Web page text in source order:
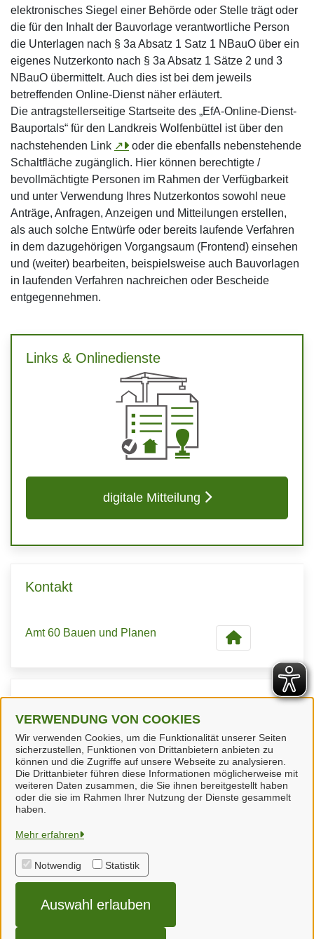
VERWENDUNG VON COOKIES
Wir verwenden Cookies, um die Funktionalität unserer Seiten
sicherzustellen, Funktionen von Drittanbietern anbieten zu
können und die Zugriffe auf unsere Webseite zu analysieren.
Die Drittanbieter führen diese Informationen möglicherweise mit
weiteren Daten zusammen, die Sie ihnen bereitgestellt haben
oder die sie im Rahmen Ihrer Nutzung der Dienste gesammelt
haben.
Mehr erfahren
Notwendig Statistik
Auswahl erlauben
elektronisches Siegel einer Behörde oder Stelle trägt oder
die für den Inhalt der Bauvorlage verantwortliche Person
die Unterlagen nach § 3a Absatz 1 Satz 1 NBauO über ein
eigenes Nutzerkonto nach § 3a Absatz 1 Sätze 2 und 3
NBauO übermittelt. Auch dies ist bei dem jeweils
betreffenden Online-Dienst näher erläutert.
Die antragstellerseitige Startseite des „EfA-Online-Dienst-
Bauportals“ für den Landkreis Wolfenbüttel ist über den
nachstehenden Link ↗
oder die ebenfalls nebenstehende
Schaltfläche zugänglich. Hier können berechtigte /
bevollmächtigte Personen im Rahmen der Verfügbarkeit
und unter Verwendung Ihres Nutzerkontos sowohl neue
Anträge, Anfragen, Anzeigen und Mitteilungen erstellen,
als auch solche Entwürfe oder bereits laufende Verfahren
in dem dazugehörigen Vorgangsaum (Frontend) einsehen
und (weiter) bearbeiten, beispielsweise auch Bauvorlagen
in laufenden Verfahren nachreichen oder Bescheide
entgegennehmen.
Links & Onlinedienste
digitale Mitteilung
Kontakt
Amt 60 Bauen und Planen
Kontaktpersonen
Amt 60 Bauen und Planen
Landkreis Wolfenbüttel
Alle Rechte vorbehalten